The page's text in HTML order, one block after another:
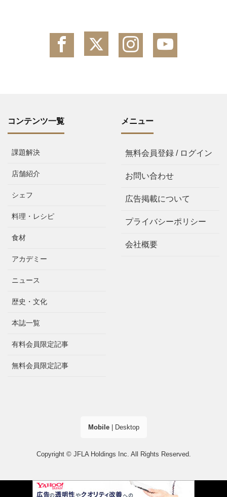
コンテンツ一覧
課題解決
店舗紹介
シェフ
料理・レシピ
食材
アカデミー
ニュース
歴史・文化
本誌一覧
有料会員限定記事
無料会員限定記事
メニュー
無料会員登録 / ログイン
お問い合わせ
広告掲載について
プライバシーポリシー
会社概要
Mobile| Desktop
Copyright © JFLA Holdings Inc. All Rights Reserved.